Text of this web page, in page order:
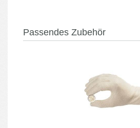
Passendes Zubehör